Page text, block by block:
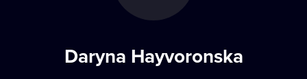
Daryna Hayvoronska